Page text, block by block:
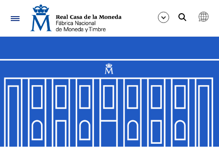
Navegación
Mostrar/Ocultar
Mostrar/Ocultar
Mostrar/Ocultar